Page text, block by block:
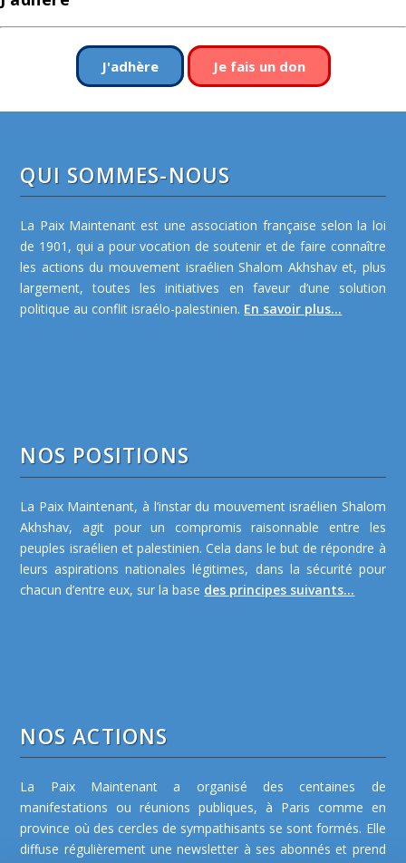
J'adhère Je fais un don
QUI SOMMES-NOUS
La Paix Maintenant est une association française selon la loi
de 1901, qui a pour vocation de soutenir et de faire connaître
les actions du mouvement israélien Shalom Akhshav et, plus
largement, toutes les initiatives en faveur d’une solution
politique au conflit israélo-palestinien. En savoir plus...
NOS POSITIONS
La Paix Maintenant, à l’instar du mouvement israélien Shalom
Akhshav, agit pour un compromis raisonnable entre les
peuples israélien et palestinien. Cela dans le but de répondre à
leurs aspirations nationales légitimes, dans la sécurité pour
chacun d’entre eux, sur la base des principes suivants...
NOS ACTIONS
La Paix Maintenant a organisé des centaines de
manifestations ou réunions publiques, à Paris comme en
province où des cercles de sympathisants se sont formés. Elle
diffuse régulièrement une newsletter à ses abonnés et prend